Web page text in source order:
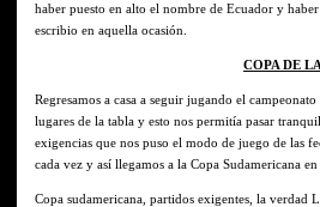
haber puesto en alto el nombre de Ecuador y
escribio en aquella ocasión.
COPA DE
Regresamos a casa a seguir jugando el
lugares de la tabla y esto nos permitía pasar
exigencias que nos puso el modo de juego de las
cada vez y así llegamos a la Copa Sudamericana en
Copa sudamericana, partidos exigentes, la verdad